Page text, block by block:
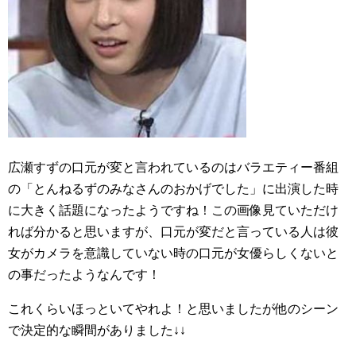
広瀬すずの口元が変と言われているのはバラエティー番組
の「とんねるずのみなさんのおかげでした」に出演した時
に大きく話題になったようですね！この画像見ていただけ
れば分かると思いますが、口元が変だと言っている人は彼
女がカメラを意識していない時の口元が女優らしくないと
の事だったようなんです！
これくらいほっといてやれよ！と思いましたが他のシーン
で決定的な瞬間がありました↓↓